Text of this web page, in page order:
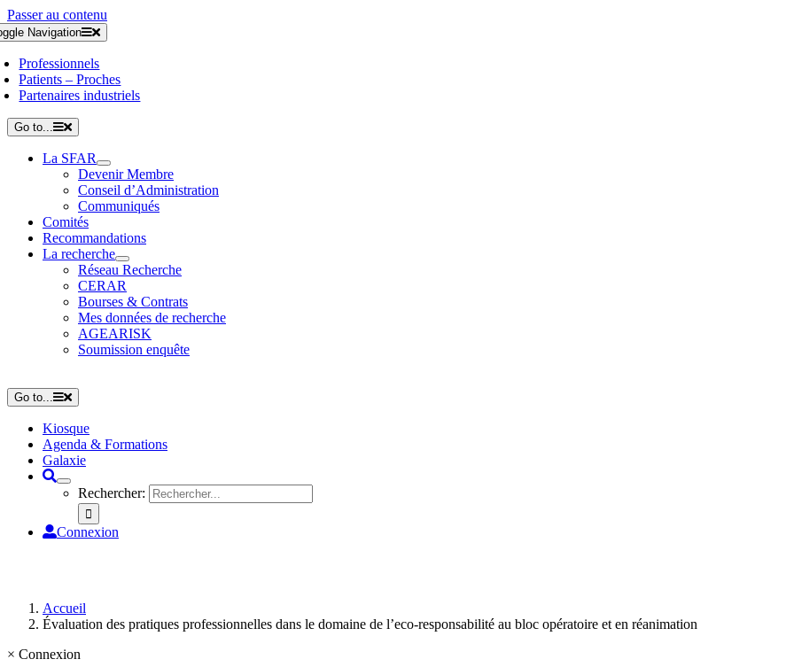
Passer au contenu
Navigation
Professionnels
Patients – Proches
Partenaires industriels
Go to...
La SFAR
Devenir Membre
Conseil d’Administration
Communiqués
Comités
Recommandations
La recherche
Réseau Recherche
CERAR
Bourses & Contrats
Mes données de recherche
AGEARISK
Soumission enquête
Go to...
Kiosque
Agenda & Formations
Galaxie
Rechercher:
Connexion
Accueil
Évaluation des pratiques professionnelles dans le domaine de l’eco-responsabilité au bloc opératoire et en réanimation
× Connexion